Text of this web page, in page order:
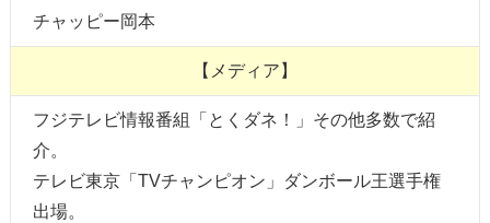
チャッピー岡本
【メディア】
フジテレビ情報番組「とくダネ！」その他多数で紹
介。
テレビ東京「TVチャンピオン」ダンボール王選手権
出場。